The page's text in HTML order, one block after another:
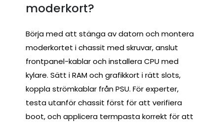
moderkort?
Börja med att stänga av datorn och montera
moderkortet i chassit med skruvar, anslut
frontpanel-kablar och installera CPU med
kylare. Sätt i RAM och grafikkort i rätt slots,
koppla strömkablar från PSU. För experter,
testa utanför chassit först för att verifiera
boot, och applicera termpasta korrekt för att